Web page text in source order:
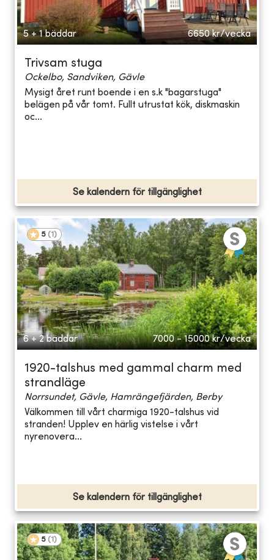
5 + 1 bäddar 6650 kr/vecka
Trivsam stuga
Ockelbo, Sandviken, Gävle
Mysigt året runt boende i en s.k "bagarstuga"
belägen på vår tomt. Fullt utrustat kök, diskmaskin
oc...
Se kalendern för tillgänglighet
5 (1 )
6 + 2 bäddar 7000 - 15000 kr/vecka
1920-talshus med gammal charm med
strandläge
Norrsundet, Gävle, Hamrängefjärden, Berby
Välkommen till vårt charmiga 1920-talshus vid
stranden! Upplev en härlig vistelse i vårt
nyrenovera...
Se kalendern för tillgänglighet
5 (1 )